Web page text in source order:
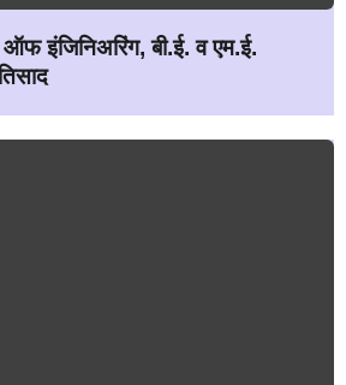
ऑफ इंजिनिअरिंग, बी.ई. व एम.ई.